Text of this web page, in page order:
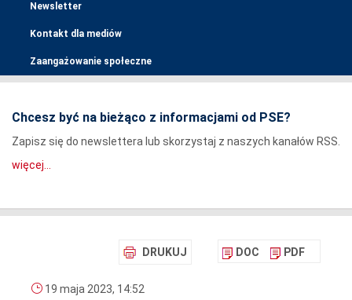
Newsletter
Kontakt dla mediów
Zaangażowanie społeczne
Chcesz być na bieżąco z informacjami od PSE?
Zapisz się do newslettera lub skorzystaj z naszych kanałów RSS.
więcej...
DRUKUJ DOC PDF
19 maja 2023, 14:52